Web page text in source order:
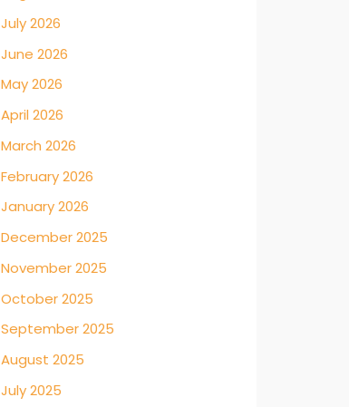
July 2026
June 2026
May 2026
April 2026
March 2026
February 2026
January 2026
December 2025
November 2025
October 2025
September 2025
August 2025
July 2025